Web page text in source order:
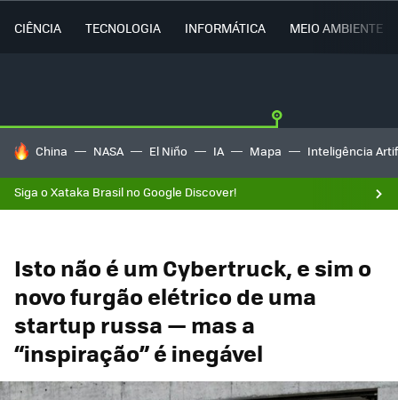
CIÊNCIA TECNOLOGIA INFORMÁTICA MEIO AMBIENTE
TENDÊNCIAS DO DIA
China NASA El Niño IA Mapa Inteligência
Siga o Xataka Brasil no Google Discover!
Isto não é um Cybertruck, e sim o
novo furgão elétrico de uma
startup russa — mas a
“inspiração” é inegável